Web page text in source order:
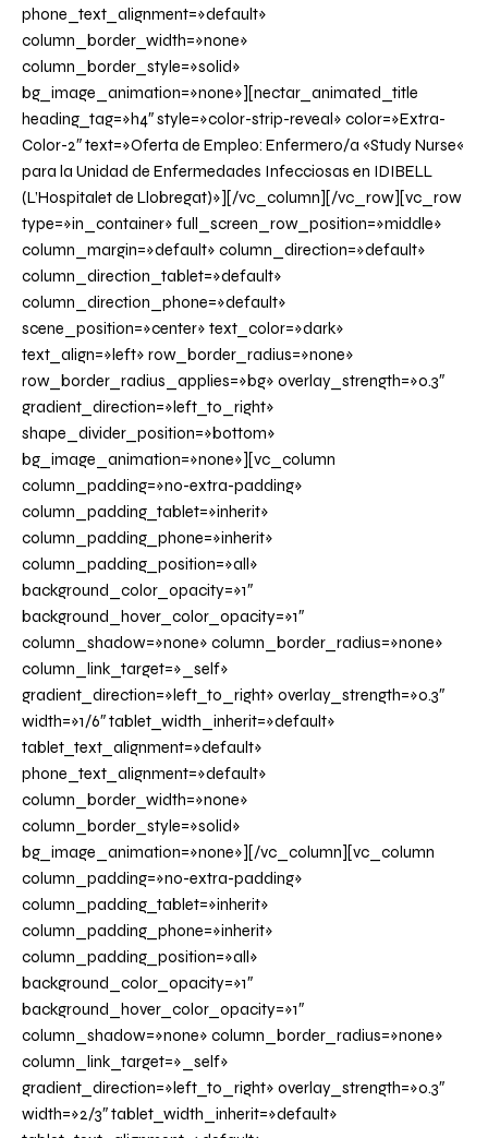
phone_text_alignment=»default»
column_border_width=»none»
column_border_style=»solid»
bg_image_animation=»none»][nectar_animated_title
heading_tag=»h4″ style=»color-strip-reveal» color=»Extra-
Color-2″ text=»Oferta de Empleo: Enfermero/a «Study Nurse«
para la Unidad de Enfermedades Infecciosas en IDIBELL
(L’Hospitalet de Llobregat)»][/vc_column][/vc_row][vc_row
type=»in_container» full_screen_row_position=»middle»
column_margin=»default» column_direction=»default»
column_direction_tablet=»default»
column_direction_phone=»default»
scene_position=»center» text_color=»dark»
text_align=»left» row_border_radius=»none»
row_border_radius_applies=»bg» overlay_strength=»0.3″
gradient_direction=»left_to_right»
shape_divider_position=»bottom»
bg_image_animation=»none»][vc_column
column_padding=»no-extra-padding»
column_padding_tablet=»inherit»
column_padding_phone=»inherit»
column_padding_position=»all»
background_color_opacity=»1″
background_hover_color_opacity=»1″
column_shadow=»none» column_border_radius=»none»
column_link_target=»_self»
gradient_direction=»left_to_right» overlay_strength=»0.3″
width=»1/6″ tablet_width_inherit=»default»
tablet_text_alignment=»default»
phone_text_alignment=»default»
column_border_width=»none»
column_border_style=»solid»
bg_image_animation=»none»][/vc_column][vc_column
column_padding=»no-extra-padding»
column_padding_tablet=»inherit»
column_padding_phone=»inherit»
column_padding_position=»all»
background_color_opacity=»1″
background_hover_color_opacity=»1″
column_shadow=»none» column_border_radius=»none»
column_link_target=»_self»
gradient_direction=»left_to_right» overlay_strength=»0.3″
width=»2/3″ tablet_width_inherit=»default»